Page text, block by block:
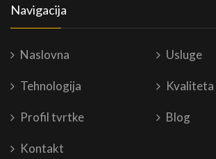
Navigacija
Naslovna Usluge
Tehnologija Kvaliteta
Profil tvrtke Blog
Kontakt